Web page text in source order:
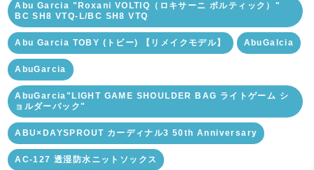
Abu Garcia "Roxani VOLTIQ（ロキサーニ ボルティック）"
BC SH8 VTQ-L/BC SH8 VTQ
Abu Garcia TOBY (トビー) 【リメイクモデル】 AbuGalcia
AbuGarcia
AbuGarcia"LIGHT GAME SHOULDER BAG ライトゲーム シ
ョルダーバック"
ABU×DAYSPROUT カーディナル3 50th Anniversary
AC-127 透湿防水ニットソックス